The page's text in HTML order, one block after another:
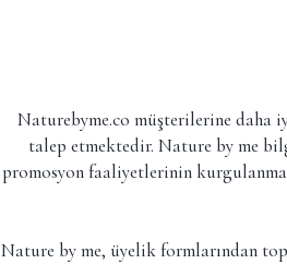
Naturebyme.co müşterilerine daha
talep etmektedir. Nature by me
promosyon faaliyetlerinin
Nature by me, üyelik formlarından